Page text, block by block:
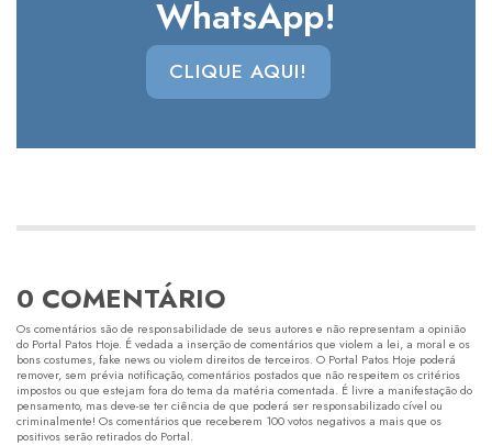
WhatsApp!
CLIQUE AQUI!
0 COMENTÁRIO
Os comentários são de responsabilidade de seus autores e não representam a opinião
do Portal Patos Hoje. É vedada a inserção de comentários que violem a lei, a moral e os
bons costumes, fake news ou violem direitos de terceiros. O Portal Patos Hoje poderá
remover, sem prévia notificação, comentários postados que não respeitem os critérios
impostos ou que estejam fora do tema da matéria comentada. É livre a manifestação do
pensamento, mas deve-se ter ciência de que poderá ser responsabilizado cível ou
criminalmente! Os comentários que receberem 100 votos negativos a mais que os
positivos serão retirados do Portal.